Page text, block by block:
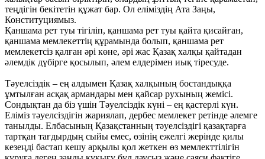
теңдігін бекітетін құжат бар. Ол еліміздің Ата Заңы,
Конституциямыз.
Қаншама рет туы тігіліп, қаншама рет туы қайта қисайған,
қаншама мемлекеттің құрамында болып, қаншама рет
мемлекетсіз қалған әрі көне, әрі жас Қазақ халқы қайтадан
әлемдік дүбірге қосылып, әлем елдерімен иық тіресуде.
Тәуелсіздік – ең алдымен Қазақ халқының бостандыққа
ұмтылған асқақ армандары мен қайсар рухының жемісі.
Сондықтан да біз үшін Тәуелсіздік күні – ең қастерлі күн.
Еліміз тәуелсіздігін жариялап, дербес мемлекет ретінде әлемге
танылды. Елбасының Қазақстанның тәуелсіздігі қазақтарға
тартқан тағдырдың сыйы емес, өзінің ежелгі жерінде қилы
кезеңді бастап кешу арқылы қол жеткен өз мемлекттілігін